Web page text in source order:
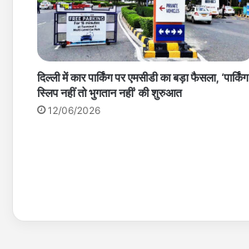
दिल्ली में कार पार्किंग पर एमसीडी का बड़ा फैसला, ‘पार्किंग
स्लिप नहीं तो भुगतान नहीं’ की शुरुआत
12/06/2026